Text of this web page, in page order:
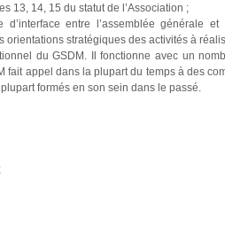
13, 14, 15 du statut de l’Association ;
entre l’assemblée générale
stratégiques des activités à
du GSDM. Il fonctionne avec un
fait appel dans la plupart du temps à des
formés en son sein dans le passé.